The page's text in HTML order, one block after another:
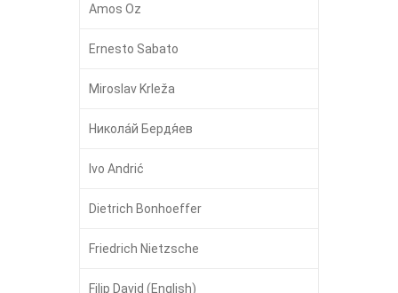
Amos Oz
Ernesto Sabato
Miroslav Krleža
Никола́й Бердя́ев
Ivo Andrić
Dietrich Bonhoeffer
Friedrich Nietzsche
Filip David (English)